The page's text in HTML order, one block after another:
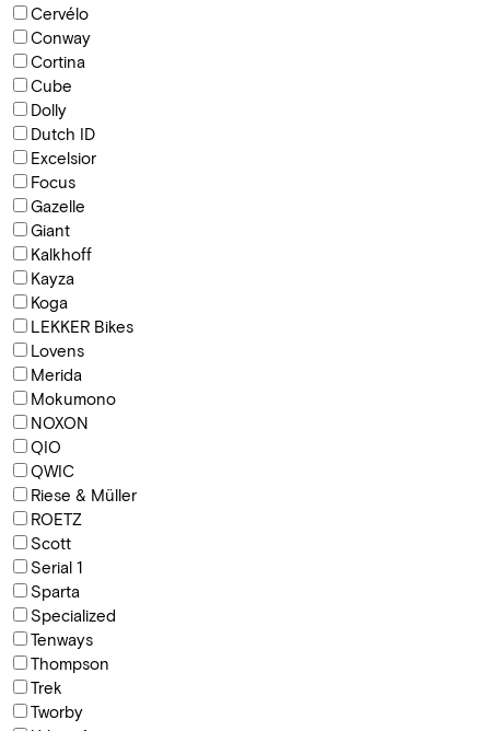
Cervélo
Conway
Cortina
Cube
Dolly
Dutch ID
Excelsior
Focus
Gazelle
Giant
Kalkhoff
Kayza
Koga
LEKKER Bikes
Lovens
Merida
Mokumono
NOXON
QIO
QWIC
Riese & Müller
ROETZ
Scott
Serial 1
Sparta
Specialized
Tenways
Thompson
Trek
Tworby